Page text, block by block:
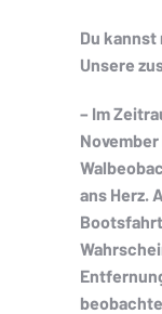
Du
Unsere
– Im
ans Herz.